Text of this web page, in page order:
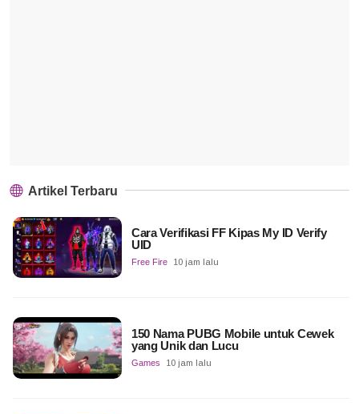
Artikel Terbaru
Cara Verifikasi FF Kipas My ID Verify
UID
Free Fire 10 jam lalu
150 Nama PUBG Mobile untuk Cewek
yang Unik dan Lucu
Games 10 jam lalu